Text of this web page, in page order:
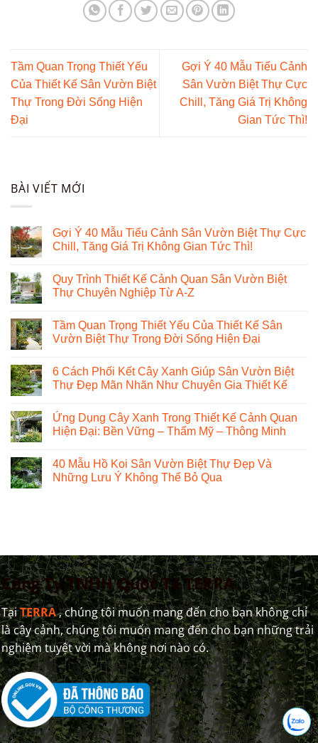
BÀI VIẾT MỚI
Gợi Ý 40 Mẫu Tiểu Cảnh Sân Vườn Biệt Thự Cực
Chill, Tăng Giá Trị Không Gian Tức Thì!
Quy Trình Thiết Kế Cảnh Quan Sân Vườn Biệt
Thự Chuyên Nghiệp Từ A-Z
Tầm Quan Trọng Thiết Yếu Của Thiết Kế Sân
Vườn Biệt Thự Trong Đời Sống Hiện Đại
6 Cách Phối Kết Cây Xanh Giúp Sân Vườn Biệt
Thự Đẹp Mãn Nhãn Như Chuyên Gia Thiết Kế
Ứng Dụng Cây Xanh Trong Thiết Kế Cảnh Quan
Hiện Đại: Bền Vững – Thẩm Mỹ – Thông Minh
40 Mẫu Hồ Koi Sân Vườn Biệt Thự Đẹp Và
Những Lưu Ý Không Thể Bỏ Qua
Tầm Quan Trọng Thiết Yếu
Của Thiết Kế Sân Vườn Biệt
Thự Trong Đời Sống Hiện
Đại
Gợi Ý 40 Mẫu Tiểu Cảnh
Sân Vườn Biệt Thự Cực
Chill, Tăng Giá Trị Không
Gian Tức Thì!
Công Ty TNHH Quốc Tế TERRA
TạiTERRA, chúng tôi muốn mang đến cho bạn không chỉ
là cây cảnh, chúng tôi muốn mang đến cho bạn những trải
nghiệm tuyệt vời mà không nơi nào có.